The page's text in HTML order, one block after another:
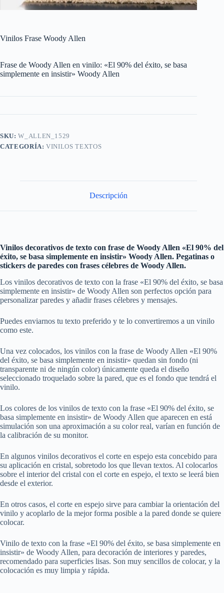
Vinilos Frase Woody Allen
Frase de Woody Allen en vinilo: «El 90% del éxito, se basa
simplemente en insistir» Woody Allen
SKU:W_ALLEN_1529
CATEGORÍA:VINILOS TEXTOS
Descripción
Vinilos decorativos de texto con frase de Woody Allen «El 90% del
éxito, se basa simplemente en insistir» Woody Allen. Pegatinas o
stickers de paredes con frases célebres de Woody Allen.
Los vinilos decorativos de texto con la frase «El 90% del éxito, se basa
simplemente en insistir» de Woody Allen son perfectos opción para
personalizar paredes y añadir frases célebres y mensajes.
Puedes enviarnos tu texto preferido y te lo convertiremos a un vinilo
como este.
Una vez colocados, los vinilos con la frase de Woody Allen «El 90%
del éxito, se basa simplemente en insistir» quedan sin fondo (ni
transparente ni de ningún color) únicamente queda el diseño
seleccionado troquelado sobre la pared, que es el fondo que tendrá el
vinilo.
Los colores de los vinilos de texto con la frase «El 90% del éxito, se
basa simplemente en insistir» de Woody Allen que aparecen en está
simulación son una aproximación a su color real, varían en función de
la calibración de su monitor.
En algunos vinilos decorativos el corte en espejo esta concebido para
su aplicación en cristal, sobretodo los que llevan textos. Al colocarlos
sobre el interior del cristal con el corte en espejo, el texto se leerá bien
desde el exterior.
En otros casos, el corte en espejo sirve para cambiar la orientación del
vinilo y acoplarlo de la mejor forma posible a la pared donde se quiere
colocar.
Vinilo de texto con la frase «El 90% del éxito, se basa simplemente en
insistir» de Woody Allen, para decoración de interiores y paredes,
recomendado para superficies lisas. Son muy sencillos de colocar, y la
colocación es muy limpia y rápida.